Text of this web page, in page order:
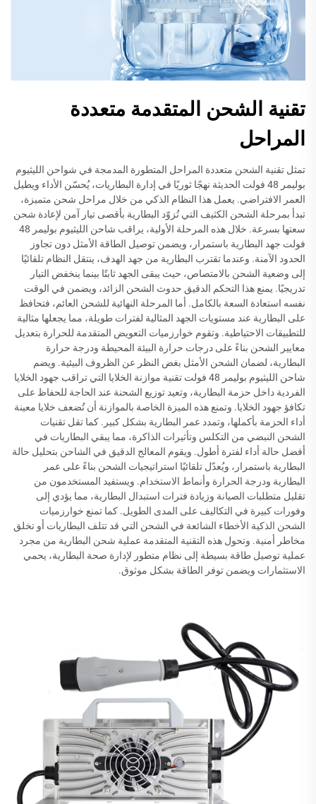
تقنية الشحن المتقدمة متعددة
المراحل
تمثل تقنية الشحن متعددة المراحل المتطورة المدمجة في شواحن الليثيوم
بوليمر 48 فولت الحديثة نهجًا ثوريًا في إدارة البطاريات، يُحسّن الأداء ويطيل
العمر الافتراضي. يعمل هذا النظام الذكي من خلال مراحل شحن متميزة،
تبدأ بمرحلة الشحن الكثيف التي تُزوّد البطارية بأقصى تيار آمن لإعادة شحن
سعتها بسرعة. خلال هذه المرحلة الأولية، يراقب شاحن الليثيوم بوليمر 48
فولت جهد البطارية باستمرار، ويضمن توصيل الطاقة الأمثل دون تجاوز
الحدود الآمنة. وعندما تقترب البطارية من جهد الهدف، ينتقل النظام تلقائيًا
إلى وضعية الشحن بالامتصاص، حيث يبقى الجهد ثابتًا بينما ينخفض التيار
تدريجيًا. يمنع هذا التحكم الدقيق حدوث الشحن الزائد، ويضمن في الوقت
نفسه استعادة السعة بالكامل. أما المرحلة النهائية للشحن العائم، فتحافظ
على البطارية عند مستويات الجهد المثالية لفترات طويلة، مما يجعلها مثالية
للتطبيقات الاحتياطية. وتقوم خوارزميات التعويض المتقدمة للحرارة بتعديل
معايير الشحن بناءً على درجات حرارة البيئة المحيطة ودرجة حرارة
البطارية، لضمان الشحن الأمثل بغض النظر عن الظروف البيئية. ويضم
شاحن الليثيوم بوليمر 48 فولت تقنية موازنة الخلايا التي تراقب جهود الخلايا
الفردية داخل حزمة البطارية، وتعيد توزيع الشحنة عند الحاجة للحفاظ على
تكافؤ جهود الخلايا. وتمنع هذه الميزة الخاصة بالموازنة أن تُضعف خلايا معينة
أداء الحزمة بأكملها، وتمدد عمر البطارية بشكل كبير. كما تقل تقنيات
الشحن النبضي من التكلس وتأثيرات الذاكرة، مما يبقي البطاريات في
أفضل حالة أداء لفترة أطول. ويقوم المعالج الدقيق في الشاحن بتحليل حالة
البطارية باستمرار، ويُعدّل تلقائيًا استراتيجيات الشحن بناءً على عمر
البطارية ودرجة الحرارة وأنماط الاستخدام. ويستفيد المستخدمون من
تقليل متطلبات الصيانة وزيادة فترات استبدال البطارية، مما يؤدي إلى
وفورات كبيرة في التكاليف على المدى الطويل. كما تمنع خوارزميات
الشحن الذكية الأخطاء الشائعة في الشحن التي قد تتلف البطاريات أو تخلق
مخاطر أمنية. وتحول هذه التقنية المتقدمة عملية شحن البطارية من مجرد
عملية توصيل طاقة بسيطة إلى نظام متطور لإدارة صحة البطارية، يحمي
الاستثمارات ويضمن توفر الطاقة بشكل موثوق.